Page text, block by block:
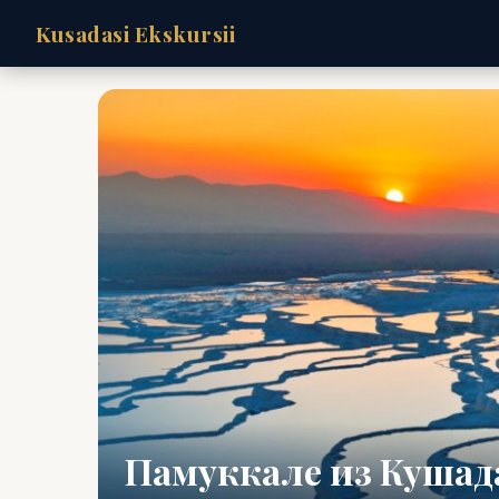
Kusadasi Ekskursii
Памуккале из